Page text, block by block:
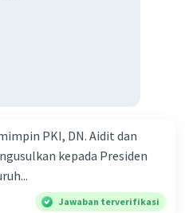
PKI, DN. Aidit dan
kepada Presiden
Jawaban terverifikasi